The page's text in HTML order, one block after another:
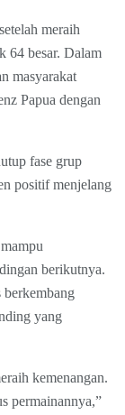
meraih
64 besar. Dalam
masyarakat
Papua dengan
fase grup
positif menjelang
berikutnya.
yang
kemenangan.
permainannya,”